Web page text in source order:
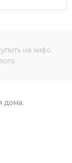
дома.